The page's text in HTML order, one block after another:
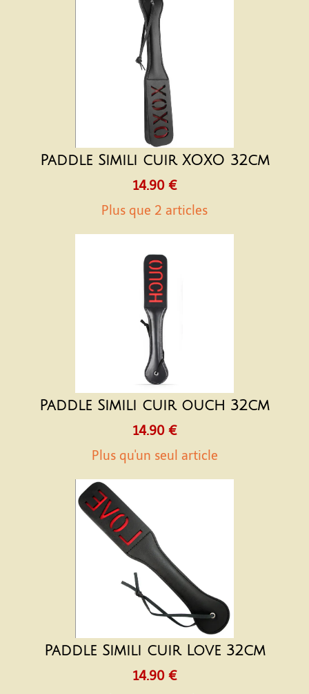
Paddle Simili cuir XOXO 32cm
14.90 €
Plus que 2 articles
Paddle Simili cuir ouch 32cm
14.90 €
Plus qu'un seul article
Paddle Simili cuir Love 32cm
14.90 €